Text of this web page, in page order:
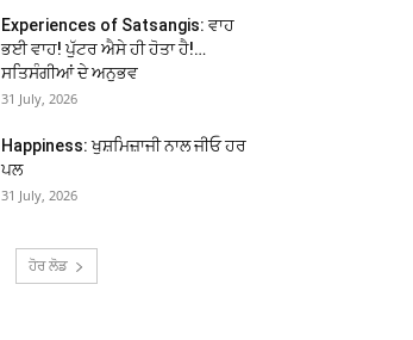
Experiences of Satsangis: ਵਾਹ
ਭਈ ਵਾਹ! ਪੁੱਟਰ ਐਸੇ ਹੀ ਹੋਤਾ ਹੈ!…
ਸਤਿਸੰਗੀਆਂ ਦੇ ਅਨੁਭਵ
31 July, 2026
Happiness: ਖੁਸ਼ਮਿਜ਼ਾਜੀ ਨਾਲ ਜੀਓ ਹਰ
ਪਲ
31 July, 2026
ਹੋਰ ਲੋਡ